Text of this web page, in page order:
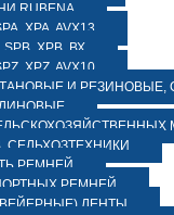
RUBENA
XPA, AVX13
ХPВ, ВХ
XPZ, AVX10
И РЕЗИНОВЫЕ,
СЕЛЬХОЗТЕХНИКИ
РЕМНЕЙ
РЕМНЕЙ
ЛЕНТЫ